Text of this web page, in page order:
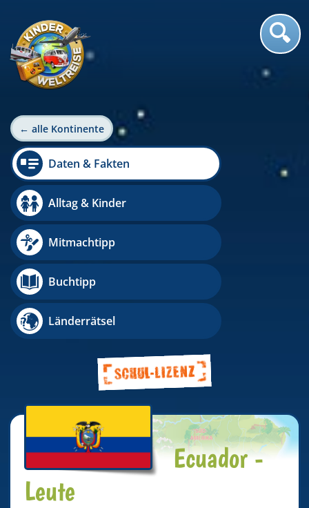
← alle Kontinente
Daten & Fakten
Alltag & Kinder
Mitmachtipp
Buchtipp
Länderrätsel
Ecuador -
Leute